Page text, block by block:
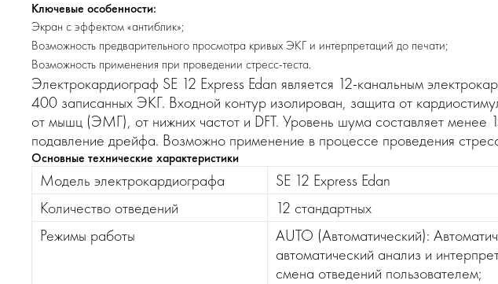
Ключевые особенности:
Экран с эффектом «антиблик»;
Возможность предварительного просмотра кривых ЭКГ и интерпретаций до печати;
Возможность применения при проведении стресс-теста.
Электрокардиограф SE 12 Express Edan является 12-канальным
400 записанных ЭКГ. Входной контур изолирован, защита от
от мышц (ЭМГ), от нижних частот и DFT. Уровень шума составляет менее
подавление дрейфа. Возможно применение в процессе проведения
Основные технические характеристики
Модель электрокардиографа
SE 12 Express Edan
Количество отведений
12 стандартных
Режимы работы
AUTO (Автоматический):
автоматический анализ и
смена отведений пользователем;